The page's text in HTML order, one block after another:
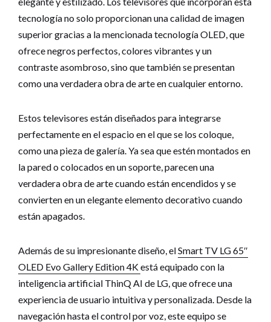
tecnología no solo proporcionan una calidad de imagen
superior gracias a la mencionada tecnología OLED, que
ofrece negros perfectos, colores vibrantes y un
contraste asombroso, sino que también se presentan
como una verdadera obra de arte en cualquier entorno.
Estos televisores están diseñados para integrarse
perfectamente en el espacio en el que se los coloque,
como una pieza de galería. Ya sea que estén montados en
la pared o colocados en un soporte, parecen una
verdadera obra de arte cuando están encendidos y se
convierten en un elegante elemento decorativo cuando
están apagados.
Además de su impresionante diseño, elSmart TV LG 65″
OLED Evo Gallery Edition 4Kestá equipado con la
inteligencia artificial ThinQ AI de LG, que ofrece una
experiencia de usuario intuitiva y personalizada. Desde la
navegación hasta el control por voz, este equipo se